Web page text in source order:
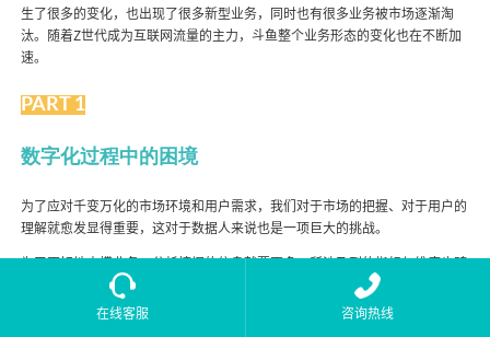
生了很多的变化，也出现了很多新型业务，同时也有很多业务被市场逐渐淘
汰。随着Z世代成为互联网流量的主力，斗鱼整个业务形态的变化也在不断加
速。
PART 1
数字化过程中的困境
为了应对千变万化的市场环境和用户需求，我们对于市场的把握、对于用户的
理解就愈发显得重要，这对于数据人来说也是一项巨大的挑战。
为了更好地支撑业务，分析挖掘的信息就要更多，所涉及到的指标与维度也随
之不断增长。一路追溯到源头，通过行为打点采集的数据，以及服务端产生的
业务数据，越来越细致，最终导致了
数据仓库体量呈指数级的增长。
在线客服 咨询热线